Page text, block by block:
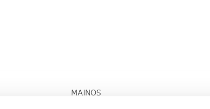
MAINOS